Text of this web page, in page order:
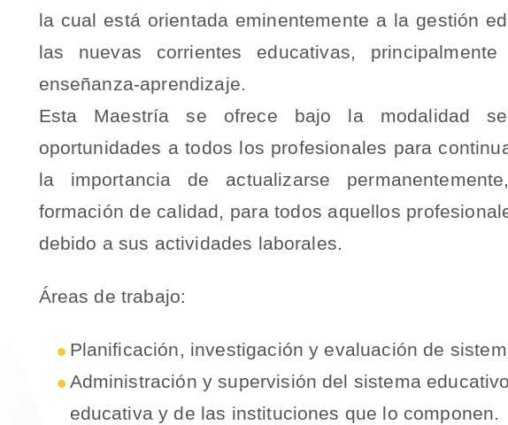
la cual está orientada eminentemente a la gestión
las nuevas corrientes educativas,
enseñanza-aprendizaje.
Esta Maestría se ofrece bajo la modalidad
oportunidades a todos los profesionales para
la importancia de actualizarse
formación de calidad, para todos aquellos
debido a sus actividades laborales.
Áreas de trabajo:
Planificación, investigación y evaluación de
Administración y supervisión del sistema
educativa y de las instituciones que lo componen.